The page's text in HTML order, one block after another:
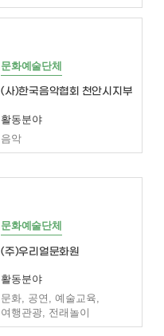
문화예술단체
(사)한국음악협회 천안시지부
활동분야
음악
문화예술단체
(주)우리얼문화원
활동분야
문화, 공연, 예술교육,
여행관광, 전래놀이